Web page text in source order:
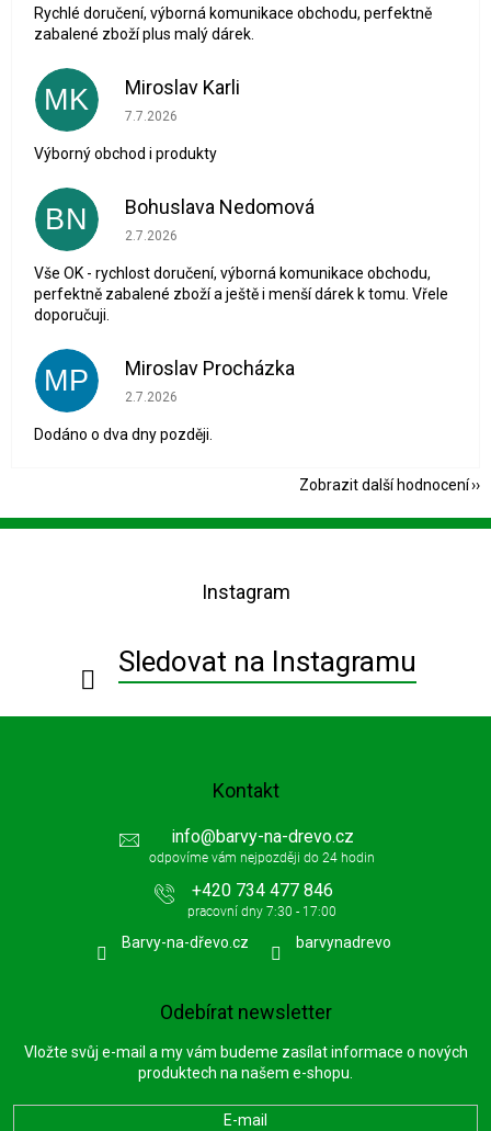
Rychlé doručení, výborná komunikace obchodu, perfektně
zabalené zboží plus malý dárek.
MK Miroslav Karli
Hodnocení obchodu je 5 z 5 hvězdiček.
7.7.2026
Výborný obchod i produkty
BN Bohuslava Nedomová
Hodnocení obchodu je 5 z 5 hvězdiček.
2.7.2026
Vše OK - rychlost doručení, výborná komunikace obchodu,
perfektně zabalené zboží a ještě i menší dárek k tomu. Vřele
doporučuji.
MP Miroslav Procházka
Hodnocení obchodu je 1 z 5 hvězdiček.
2.7.2026
Dodáno o dva dny později.
Zobrazit další hodnocení
Z
Instagram
Sledovat na Instagramu
Kontakt
info@barvy-na-drevo.cz
+420 734 477 846
Barvy-na-dřevo.cz barvynadrevo
Odebírat newsletter
Vložte svůj e-mail a my vám budeme zasílat informace o nových
produktech na našem e-shopu.
E-mail